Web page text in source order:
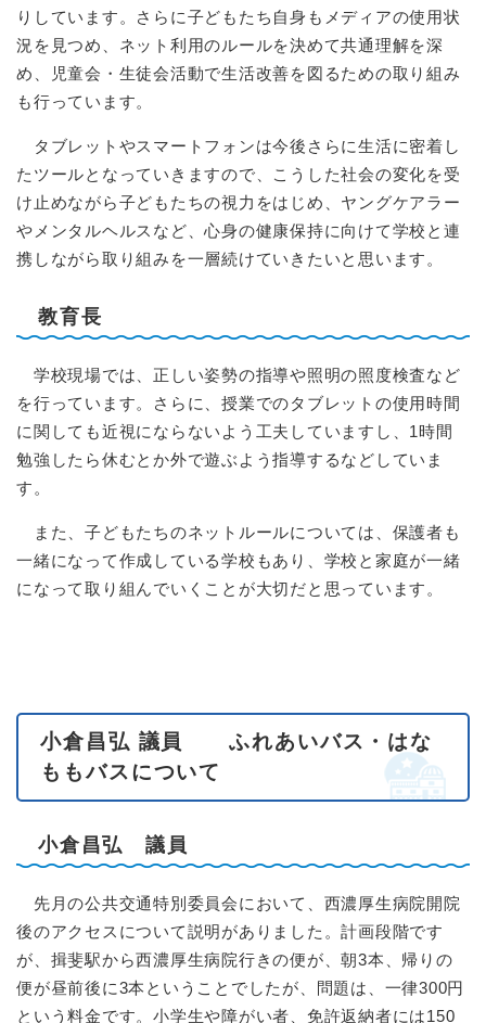
りしています。さらに子どもたち自身もメディアの使用状
況を見つめ、ネット利用のルールを決めて共通理解を深
め、児童会・生徒会活動で生活改善を図るための取り組み
も行っています。
タブレットやスマートフォンは今後さらに生活に密着し
たツールとなっていきますので、こうした社会の変化を受
け止めながら子どもたちの視力をはじめ、ヤングケアラー
やメンタルヘルスなど、心身の健康保持に向けて学校と連
携しながら取り組みを一層続けていきたいと思います。
教育長
学校現場では、正しい姿勢の指導や照明の照度検査など
を行っています。さらに、授業でのタブレットの使用時間
に関しても近視にならないよう工夫していますし、1時間
勉強したら休むとか外で遊ぶよう指導するなどしていま
す。
また、子どもたちのネットルールについては、保護者も
一緒になって作成している学校もあり、学校と家庭が一緒
になって取り組んでいくことが大切だと思っています。
小倉昌弘 議員 ふれあいバス・はな
ももバスについて
小倉昌弘 議員
先月の公共交通特別委員会において、西濃厚生病院開院
後のアクセスについて説明がありました。計画段階です
が、揖斐駅から西濃厚生病院行きの便が、朝3本、帰りの
便が昼前後に3本ということでしたが、問題は、一律300円
という料金です。小学生や障がい者、免許返納者には150